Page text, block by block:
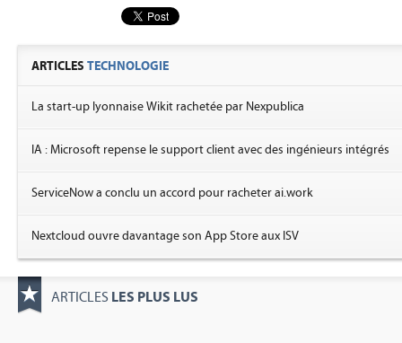
ARTICLES TECHNOLOGIE
La start-up lyonnaise Wikit rachetée par Nexpublica
IA : Microsoft repense le support client avec des ingénieurs intégrés
ServiceNow a conclu un accord pour racheter ai.work
Nextcloud ouvre davantage son App Store aux ISV
ARTICLES LES PLUS LUS